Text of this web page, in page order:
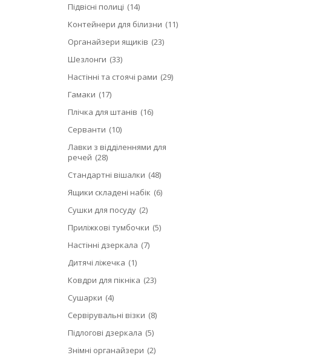
Підвісні полиці
14
Контейнери для білизни
11
Органайзери ящиків 23
Шезлонги 33
Настінні та стоячі рами 29
Гамаки
17
Плічка для штанів
16
Серванти
10
Лавки з відділеннями для
речей 28
Стандартні вішалки 48
Ящики складені набік
6
Сушки для посуду 2
Приліжкові тумбочки 5
Настінні дзеркала 7
Дитячі ліжечка
1
Ковдри для пікніка 23
Сушарки 4
Сервірувальні візки
8
Підлогові дзеркала 5
Знімні органайзери 2